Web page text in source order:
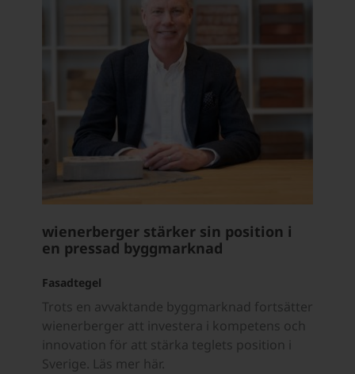
wienerberger stärker sin position i
en pressad byggmarknad
Fasadtegel
Trots en avvaktande byggmarknad fortsätter
wienerberger att investera i kompetens och
innovation för att stärka teglets position i
Sverige. Läs mer här.